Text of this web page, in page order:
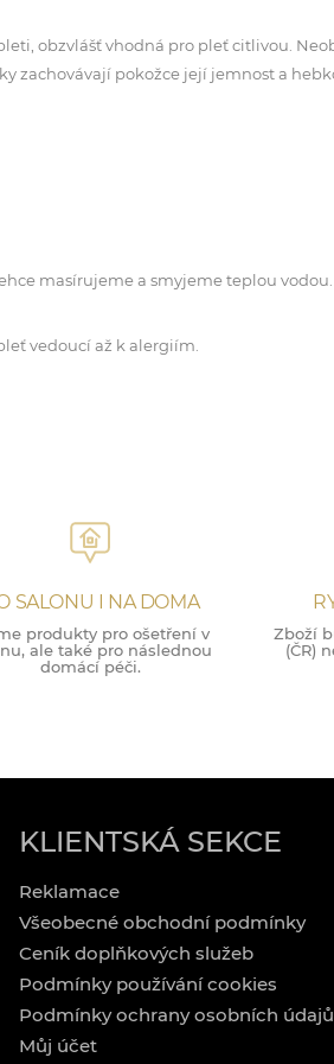
obzvlášť vhodná pro pleť citlivou.
zachovávají pokožce její jemnost a
masírujeme a smyjeme teplou
vedoucí až k alergiím.
SALONU I NA DOMA
produkty pro ošetření v
ale také pro následnou
domácí péči.
Zboží
(ČR)
KLIENTSKÁ SEKCE
Reklamace
Všeobecné obchodní podmínky
Ceník doplňkových služeb
Podmínky používání cookies
Podmínky ochrany osobních údajů
Můj účet